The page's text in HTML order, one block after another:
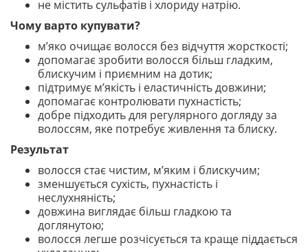
не містить сульфатів і хлориду натрію.
Чому варто купувати?
м’яко очищає волосся без відчуття жорсткості;
допомагає зробити волосся більш гладким,
блискучим і приємним на дотик;
підтримує м’якість і еластичність довжини;
допомагає контролювати пухнастість;
добре підходить для регулярного догляду за
волоссям, яке потребує живлення та блиску.
Результат
волосся стає чистим, м’яким і блискучим;
зменшується сухість, пухнастість і
неслухняність;
довжина виглядає більш гладкою та
доглянутою;
волосся легше розчісується та краще піддається